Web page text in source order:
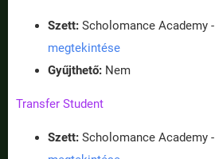
Szett: Scholomance Academy -
megtekintése
Gyűjthető: Nem
Transfer Student
Szett: Scholomance Academy -